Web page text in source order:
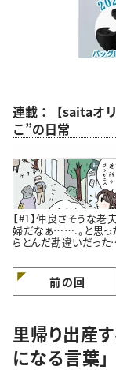
連載：【saitaオ
こ”の日常
【#1】仲良さそうな老
婦だなぁ…….。と思っ
らとんだ勘違いだった
前の回
里帰り出産
になる言葉」